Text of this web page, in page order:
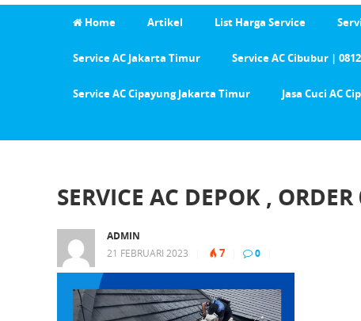
Home Artikel List Harga Service
Service AC Jakarta Timur Service AC Cibubur |
Service AC Cipayung Jakarta Timur Jasa Cuci AC
SERVICE AC DEPOK ,
ADMIN
21 FEBRUARI 2023
7 0